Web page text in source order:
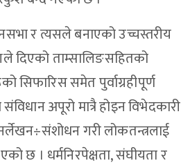
र त्यसले बनाएको उच्चस्तरीय
दिएको ताम्सालिङसहितको
सिफारिस समेत पुर्वाग्रहीपूर्ण
अपूरो मात्रै होइन विभेदकारी
गरी लोकतन्त्रलाई
छ । धर्मनिरपेक्षता, संघीयता र